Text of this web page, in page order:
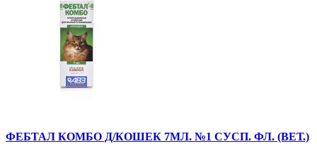
ФЕБТАЛ КОМБО Д/КОШЕК 7МЛ. №1 СУСП. ФЛ. (ВЕТ.)